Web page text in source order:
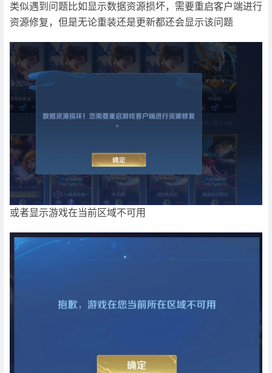
类似遇到问题比如显示数据资源损坏，需要重启客户端进行
资源修复，但是无论重装还是更新都还会显示该问题
或者显示游戏在当前区域不可用